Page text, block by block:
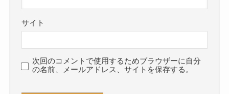
サイト
次回のコメントで使用するためブラウザーに自分
の名前、メールアドレス、サイトを保存する。